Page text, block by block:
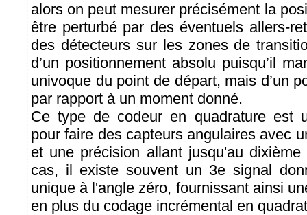
alors on peut mesurer précisément la
être perturbé par des éventuels allers-
des détecteurs sur les zones de
d’un positionnement absolu puisqu’il
univoque du point de départ, mais d’un
par rapport à un moment donné.
Ce type de codeur en quadrature est
pour faire des capteurs angulaires avec
et une précision allant jusqu'au
cas, il existe souvent un 3e signal
unique à l'angle zéro, fournissant ainsi
en plus du codage incrémental en